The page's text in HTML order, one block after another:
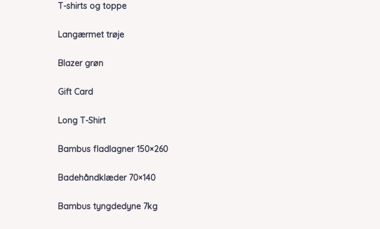
T-shirts og toppe
Langærmet trøje
Blazer grøn
Gift Card
Long T-Shirt
Bambus fladlagner 150×260
Badehåndklæder 70×140
Bambus tyngdedyne 7kg